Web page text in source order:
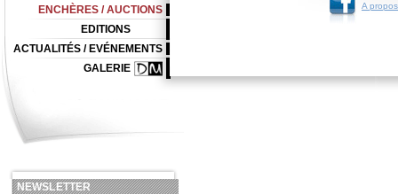
A
ENCHÈRES / AUCTIONS
EDITIONS
ACTUALITÉS / EVÉNEMENTS
GALERIE
NEWSLETTER